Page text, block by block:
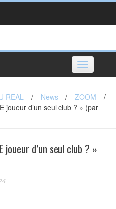
Toggle
navigation
REAL / News / ZOOM
/
joueur d’un seul club ? » (par
joueur d’un seul club ? »